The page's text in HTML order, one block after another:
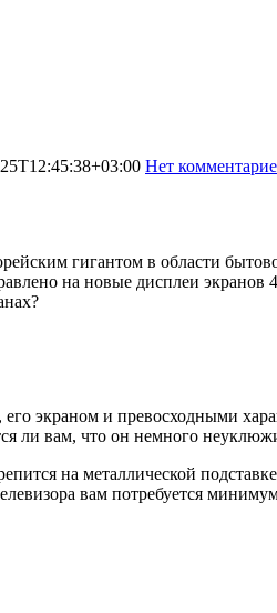
Нет
гигантом в области
на новые дисплеи
экраном и превосходными
ли вам, что он немного
на металлической
вам потребуется